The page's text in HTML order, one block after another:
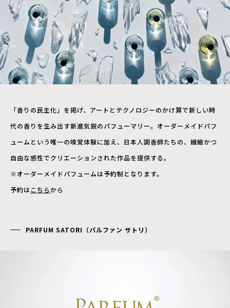
「香りの民主化」を掲げ、アートとテクノロジーのかけ算で新しい時
代の香りを生み出す新進気鋭のパフューマリー。オーダーメイドパフ
ュームという唯一の嗅覚体験に加え、日本人調香師たちの、繊細かつ
自由な感性でクリエーションされた作品を提供する。
※オーダーメイドパフュームは予約制となります。
予約はこちらから
PARFUM SATORI（パルファン サトリ）